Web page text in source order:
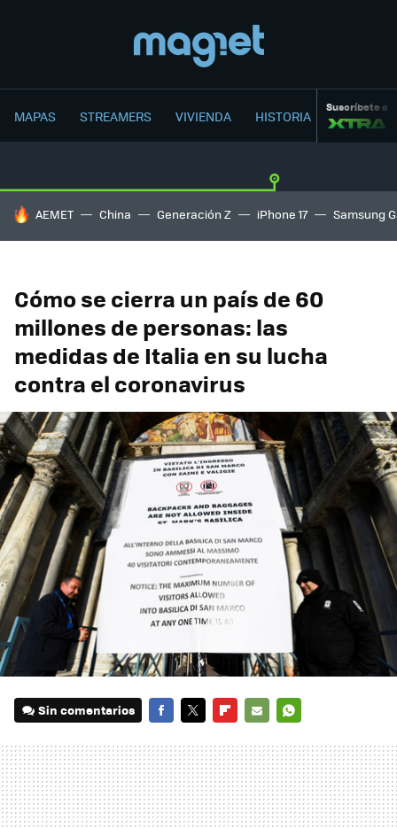
MAPAS STREAMERS VIVIENDA HISTORIA Suscríbete a
HOY SE HABLA DE
AEMET China Generación Z iPhone 17 Samsung
Cómo se cierra un país de 60
millones de personas: las
medidas de Italia en su lucha
contra el coronavirus
Sin comentarios
MAIL